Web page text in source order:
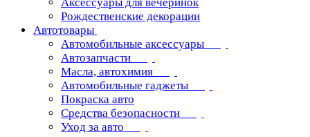
Рождественские декорации
Автотовары
Автомобильные аксессуары
Автозапчасти
Масла, автохимия
Автомобильные гаджеты
Покраска авто
Средства безопасности
Уход за авто